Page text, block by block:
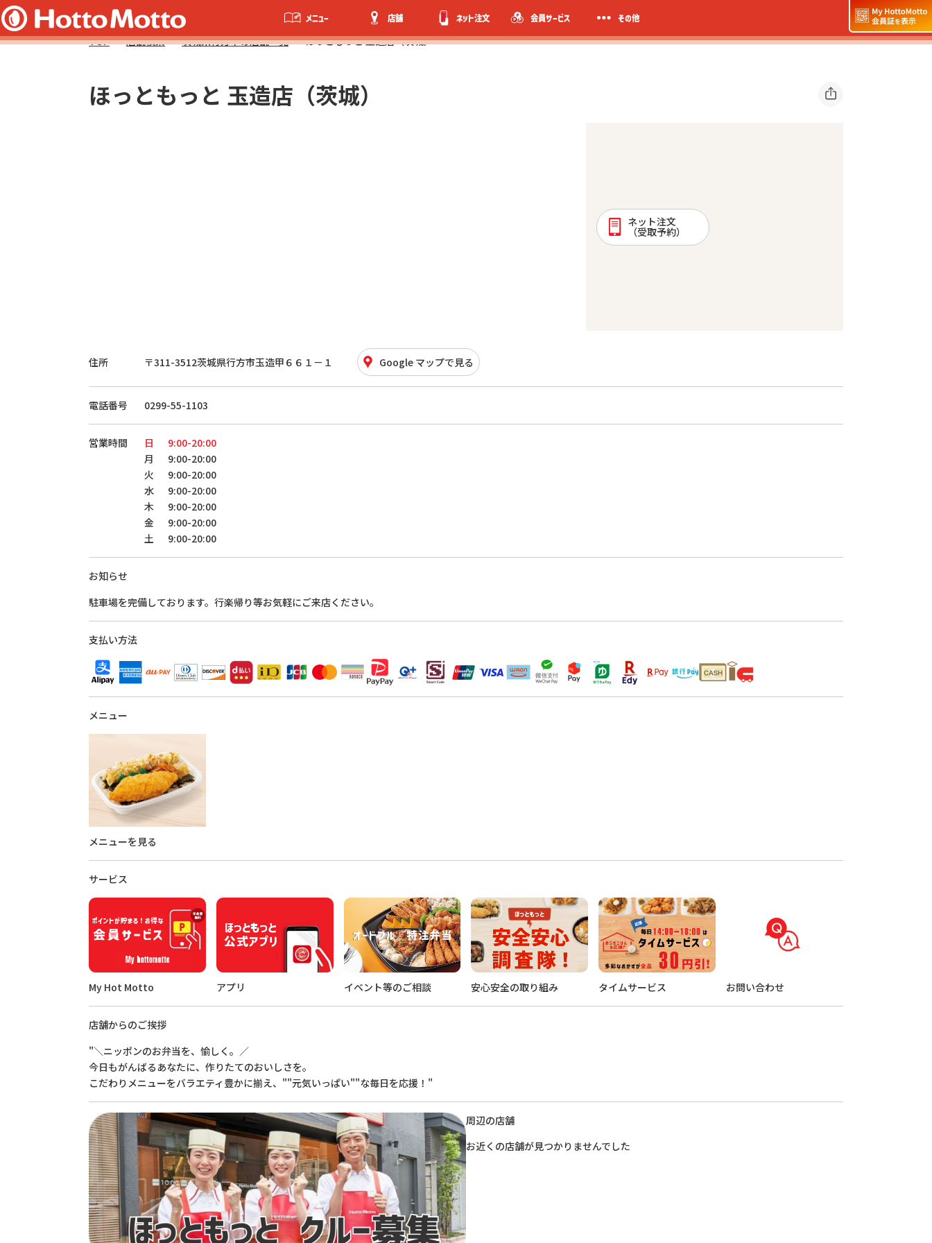
メニュー 店舗 ネット注文 会員サービス その他
TOP 店舗検索 茨城県行方市の店舗一覧 ほっともっと 玉造店（茨城）
ほっともっと 玉造店（茨城）
ネット注文
（受取予約）
住所 〒311-3512茨城県行方市玉造甲６６１－１ Google マップで見る
電話番号 0299-55-1103
営業時間 日
9:00-20:00
月
9:00-20:00
火
9:00-20:00
水
9:00-20:00
木
9:00-20:00
金
9:00-20:00
土
9:00-20:00
お知らせ
駐車場を完備しております。行楽帰り等お気軽にご来店ください。
支払い方法
メニュー
メニューを見る
サービス
My Hot Motto アプリ イベント等のご相談 安心安全の取り組み タイムサービス お問い合わせ
店舗からのご挨拶
"＼ニッポンのお弁当を、愉しく。／
今日もがんばるあなたに、作りたてのおいしさを。
こだわりメニューをバラエティ豊かに揃え、""元気いっぱい""な毎日を応援！"
周辺の店舗
お近くの店舗が見つかりませんでした